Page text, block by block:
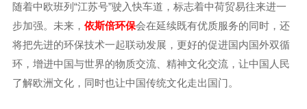
随着中欧班列“江苏号”驶入快车道，标志着中荷贸易往来进一
步加强。未来， 依斯倍环保会在延续既有优质服务的同时，还
将把先进的环保技术一起联动发展，更好的促进国内国外双循
环，增进中国与世界的物质交流、精神文化交流，让中国人民
了解欧洲文化，同时也让中国传统文化走出国门。